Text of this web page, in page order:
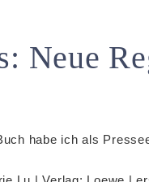
Neue
habe ich als